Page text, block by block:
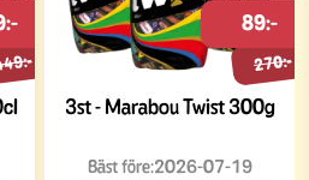
3st - Marabou Twist 300g
270:-
89:-
Bäst före:2026-07-19